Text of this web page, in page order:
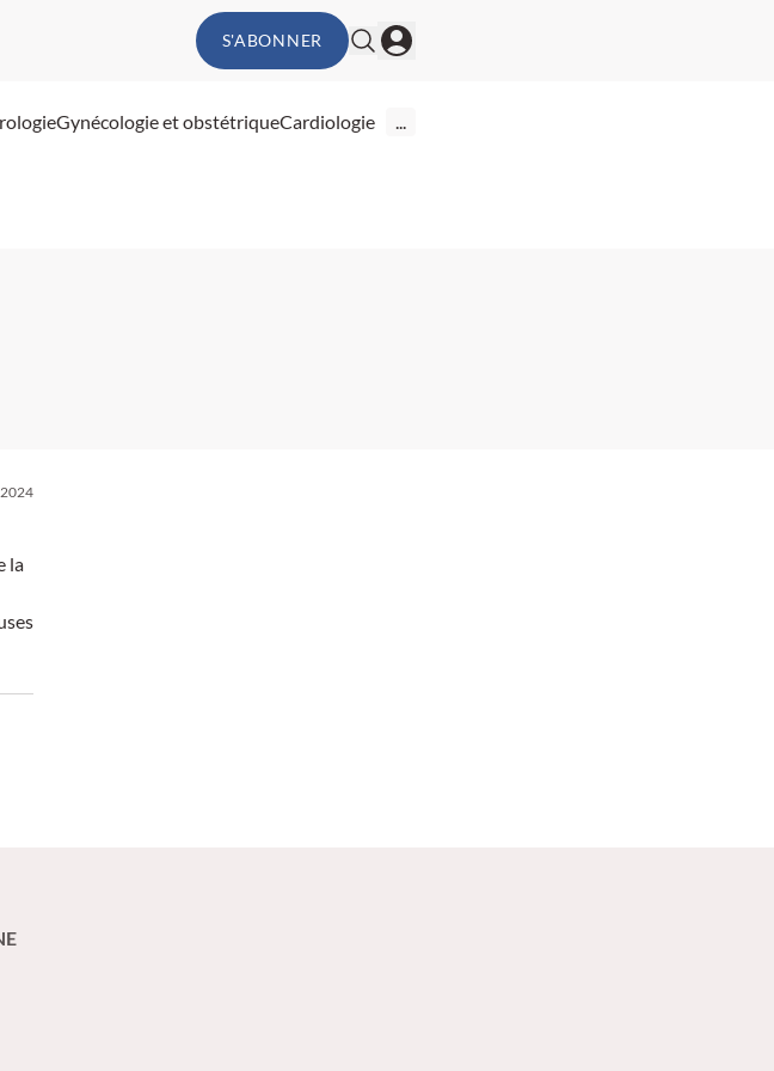
S'ABONNER
Gynécologie et obstétriqueCardiologie ...
la